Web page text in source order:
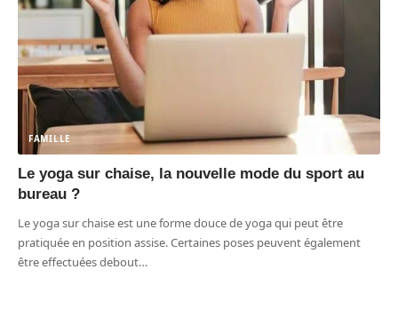
FAMILLE
Le yoga sur chaise, la nouvelle mode du sport au
bureau ?
Le yoga sur chaise est une forme douce de yoga qui peut être
pratiquée en position assise. Certaines poses peuvent également
être effectuées debout…